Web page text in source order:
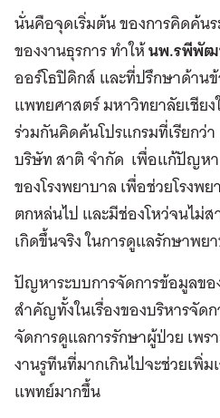
นั่นคือจุดเริ่มต้น ของการคิดค้น
ของงานธุรการ ทำให้นพ.รพีพั
ออร์โธปิดิกส์ และที่ปรึกษาด้า
แพทยศาสตร์ มหาวิทยาลัยเชีย
ร่วมกันคิดค้นโปรแกรมที่เรียกว่า
บริษัท สาติ จำกัด เพื่อแก้ปัญหา
ของโรงพยาบาล เพื่อช่วยโรงพ
ตกหล่นไป และมีช่องโหว่จนไม่
เกิดขึ้นจริง ในการดูแลรักษาพ
ปัญหาระบบการจัดการข้อมูลขอ
สำคัญทั้งในเรื่องของบริหารจัด
จัดการดูแลการรักษาผู้ป่วย เพ
งานรูทีนที่มากเกินไปจะช่วยเพิ่
แพทย์มากขึ้น